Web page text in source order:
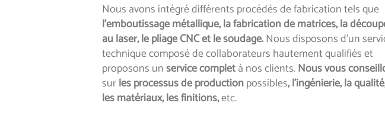
Nous avons intégré différents procédés de fabrication tels que
l’emboutissage métallique, la fabrication de matrices, la
au laser, le pliage CNC et le soudage.Nous disposons d’un
technique composé de collaborateurs hautement qualifiés et
proposons unservice completà nos clients.Nous vous
surles processus de productionpossibles, l’ingénierie, la
les matériaux, les finitions,etc.